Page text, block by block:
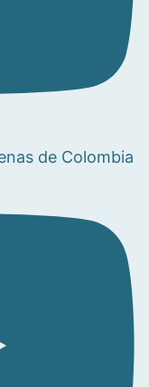
de Colombia